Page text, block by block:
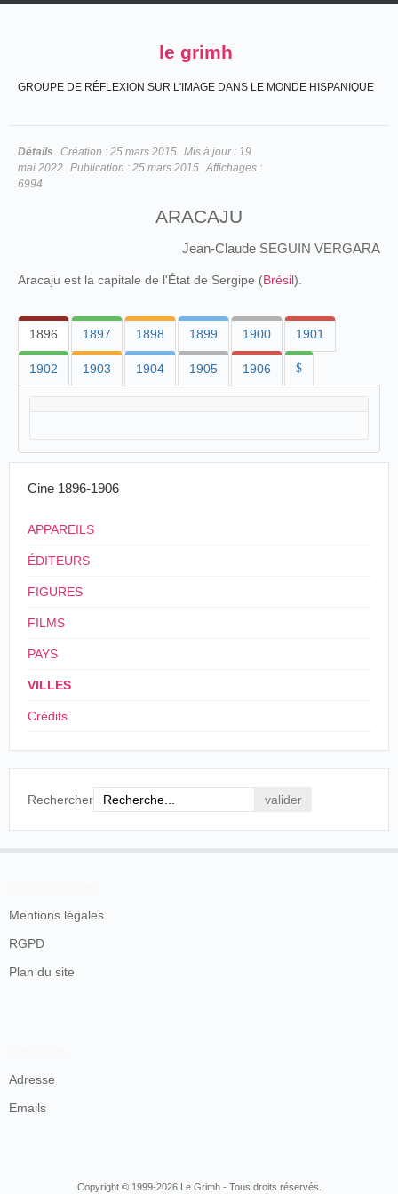
le grimh
GROUPE DE RÉFLEXION SUR L'IMAGE DANS LE MONDE HISPANIQUE
Détails Création : 25 mars 2015 Mis à jour : 19
mai 2022 Publication : 25 mars 2015 Affichages :
6994
ARACAJU
Jean-Claude SEGUIN VERGARA
Aracaju est la capitale de l'État de Sergipe (Brésil).
1896 1897 1898 1899 1900 1901
1902 1903 1904 1905 1906 $
Cine 1896-1906
APPAREILS
ÉDITEURS
FIGURES
FILMS
PAYS
VILLES
Crédits
Rechercher
Mentions légales
RGPD
Plan du site
Adresse
Emails
Copyright © 1999-2026 Le Grimh - Tous droits réservés.